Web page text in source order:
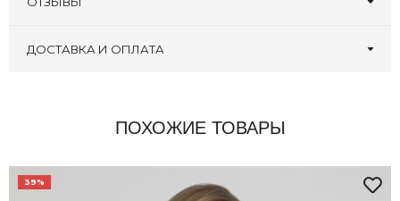
Оставьте первый отзыв!
ДОСТАВКА И ОПЛАТА
ПОХОЖИЕ ТОВАРЫ
39%